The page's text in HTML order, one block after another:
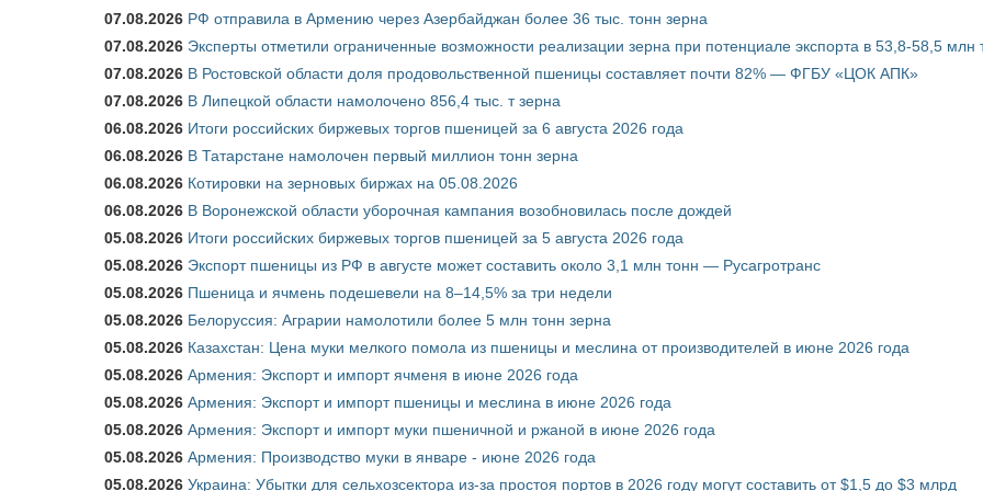
07.08.2026 РФ отправила в Армению через Азербайджан более 36 тыс. тонн зерна
07.08.2026 Эксперты отметили ограниченные возможности реализации зерна при потенциале экспорта в 53,8-58,5 млн
07.08.2026 В Ростовской области доля продовольственной пшеницы составляет почти 82% — ФГБУ «ЦОК АПК»
07.08.2026 В Липецкой области намолочено 856,4 тыс. т зерна
06.08.2026 Итоги российских биржевых торгов пшеницей за 6 августа 2026 года
06.08.2026 В Татарстане намолочен первый миллион тонн зерна
06.08.2026 Котировки на зерновых биржах на 05.08.2026
06.08.2026 В Воронежской области уборочная кампания возобновилась после дождей
05.08.2026 Итоги российских биржевых торгов пшеницей за 5 августа 2026 года
05.08.2026 Экспорт пшеницы из РФ в августе может составить около 3,1 млн тонн — Русагротранс
05.08.2026 Пшеница и ячмень подешевели на 8–14,5% за три недели
05.08.2026 Белоруссия: Аграрии намолотили более 5 млн тонн зерна
05.08.2026 Казахстан: Цена муки мелкого помола из пшеницы и меслина от производителей в июне 2026 года
05.08.2026 Армения: Экспорт и импорт ячменя в июне 2026 года
05.08.2026 Армения: Экспорт и импорт пшеницы и меслина в июне 2026 года
05.08.2026 Армения: Экспорт и импорт муки пшеничной и ржаной в июне 2026 года
05.08.2026 Армения: Производство муки в январе - июне 2026 года
05.08.2026 Украина: Убытки для сельхозсектора из-за простоя портов в 2026 году могут составить от $1,5 до $3 млрд